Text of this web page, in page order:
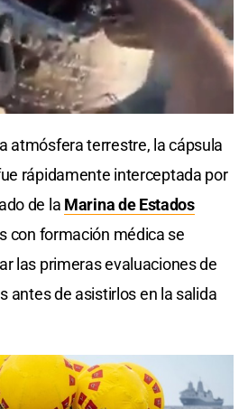
atmósfera terrestre, la cápsula
rápidamente interceptada por
de la Marina de Estados
con formación médica se
las primeras evaluaciones de
antes de asistirlos en la salida